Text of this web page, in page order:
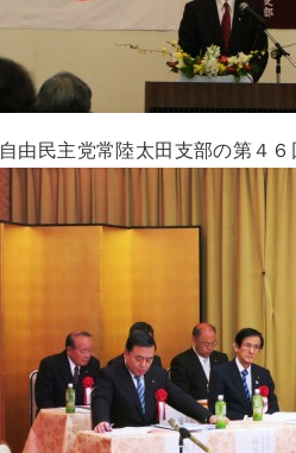
自由民主党常陸太田支部の第４